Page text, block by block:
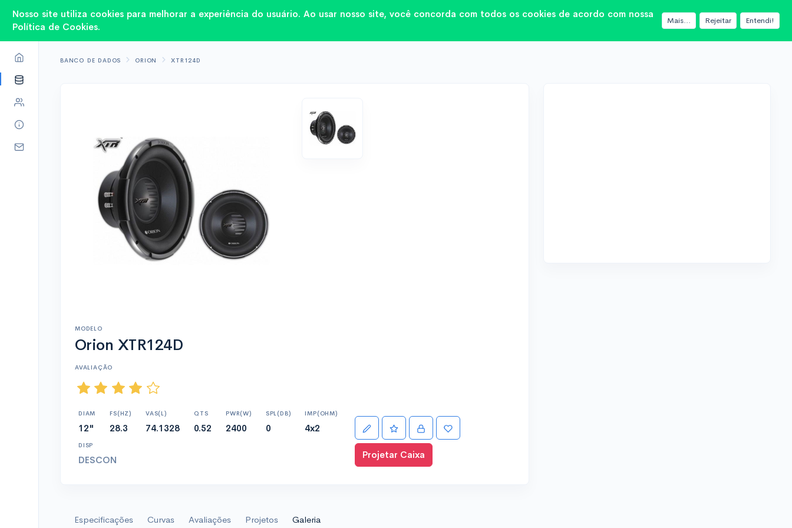
BANCO DE DADOS ORION XTR124D
MODELO
Orion XTR124D
AVALIAÇÃO
DIAM
12"
FS(HZ)
28.3
VAS(L)
74.1328
QTS
0.52
PWR(W)
2400
SPL(DB)
0
IMP(OHM)
4x2
DISP
DESCON Projetar Caixa
Especificações Curvas Avaliações Projetos Galeria
Nosso site utiliza cookies para melhorar a experiência do usuário. Ao usar nosso site, você concorda com todos os cookies de acordo com nossa
Política de Cookies.
Mais... Rejeitar Entendi!